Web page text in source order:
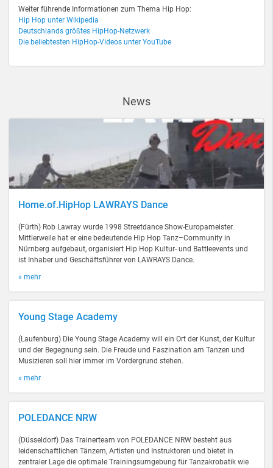
Weiter führende Informationen zum Thema Hip Hop:
Hip Hop unter Wikipedia
Deutschlands größtes HipHop-Netzwerk
Die beliebtesten HipHop-Videos unter YouTube
News
Home.of.HipHop LAWRAYS Dance
(Fürth) Rob Lawray wurde 1998 Streetdance Show-Europameister.
Mittlerweile hat er eine bedeutende Hip Hop Tanz–Community in
Nürnberg aufgebaut, organisiert Hip Hop Kultur- und Battleevents und
ist Inhaber und Geschäftsführer von LAWRAYS Dance.
» mehr
Young Stage Academy
(Laufenburg) Die Young Stage Academy will ein Ort der Kunst, der Kultur
und der Begegnung sein. Die Freude und Faszination am Tanzen und
Musizieren soll hier immer im Vordergrund stehen.
» mehr
POLEDANCE NRW
(Düsseldorf) Das Trainerteam von POLEDANCE NRW besteht aus
leidenschaftlichen Tänzern, Artisten und Instruktoren und bietet in
zentraler Lage die optimale Trainingsumgebung für Tanzakrobatik wie